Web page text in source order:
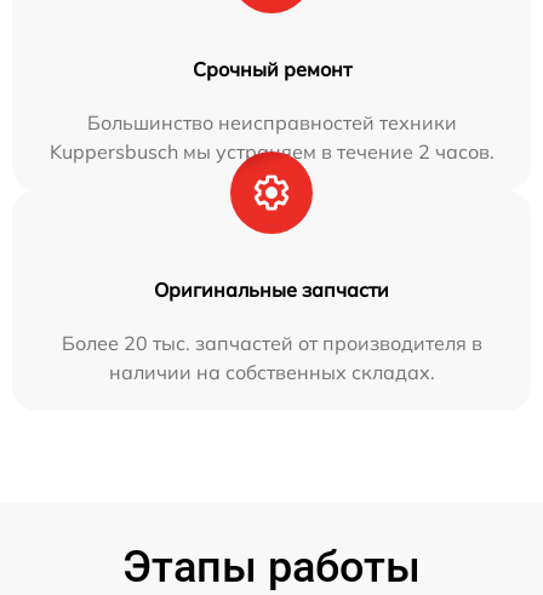
Срочный ремонт
Большинство неисправностей техники
Kuppersbusch мы устраняем в течение 2 часов.
Оригинальные запчасти
Более 20 тыс. запчастей от производителя в
наличии на собственных складах.
Этапы работы